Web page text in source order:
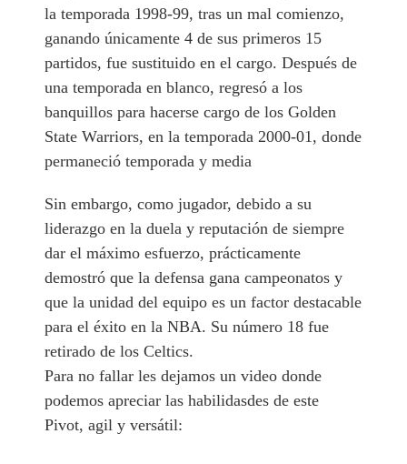
la temporada 1998-99, tras un mal comienzo,
ganando únicamente 4 de sus primeros 15
partidos, fue sustituido en el cargo. Después de
una temporada en blanco, regresó a los
banquillos para hacerse cargo de los Golden
State Warriors, en la temporada 2000-01, donde
permaneció temporada y media
Sin embargo, como jugador, debido a su
liderazgo en la duela y reputación de siempre
dar el máximo esfuerzo, prácticamente
demostró que la defensa gana campeonatos y
que la unidad del equipo es un factor destacable
para el éxito en la NBA. Su número 18 fue
retirado de los Celtics.
Para no fallar les dejamos un video donde
podemos apreciar las habilidasdes de este
Pivot, agil y versátil: